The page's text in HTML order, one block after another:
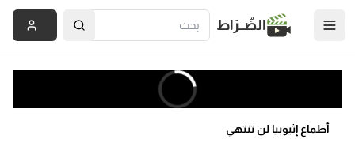
الصِّــرَاط
أطماع إثيوبيا لن تنتهي